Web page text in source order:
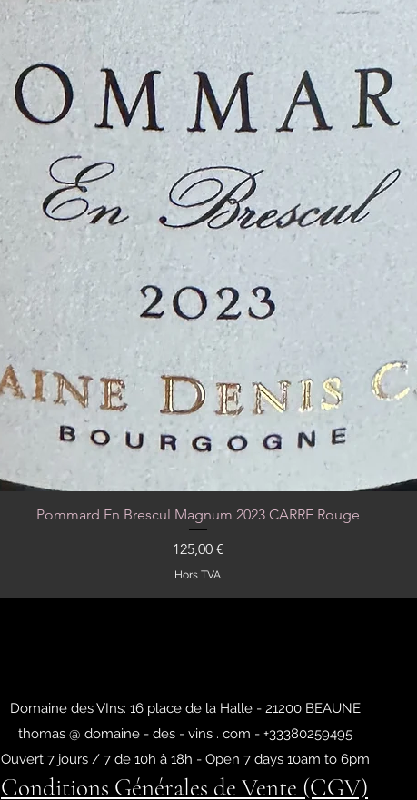
Aperçu rapide
Pommard En Brescul Magnum 2023 CARRE Rouge
Prix
125,00 €
Hors TVA
Domaine des VIns: 16 place de la Halle - 21200 BEAUNE
thomas @ domaine - des - vins . com - +33380259495
Ouvert 7 jours / 7 de 10h à 18h - Open 7 days 10am to 6pm
Conditions Générales de Vente (CGV)